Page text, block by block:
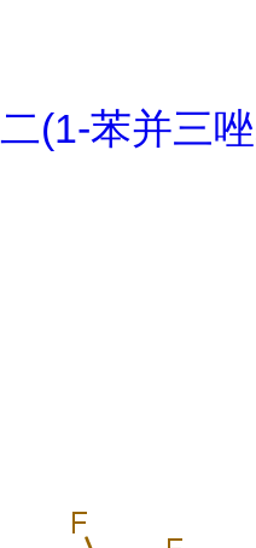
二(1-苯并三